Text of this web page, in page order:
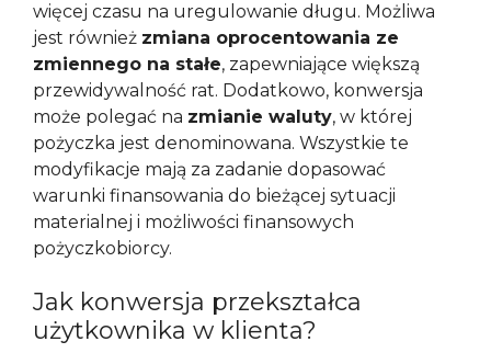
więcej czasu na uregulowanie długu. Możliwa
jest również zmiana oprocentowania ze
zmiennego na stałe, zapewniające większą
przewidywalność rat. Dodatkowo, konwersja
może polegać na zmianie waluty, w której
pożyczka jest denominowana. Wszystkie te
modyfikacje mają za zadanie dopasować
warunki finansowania do bieżącej sytuacji
materialnej i możliwości finansowych
pożyczkobiorcy.
Jak konwersja przekształca
użytkownika w klienta?